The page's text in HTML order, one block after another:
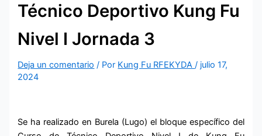
Técnico Deportivo Kung Fu
Nivel I Jornada 3
Deja un comentario / Por Kung Fu RFEKYDA/ julio 17,
2024
Se ha realizado en Burela (Lugo) el bloque específico del